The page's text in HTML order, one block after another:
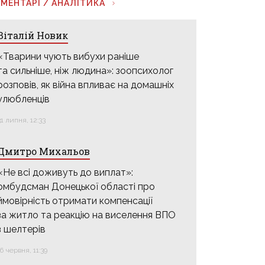
/ АНАЛІТИКА
Новик
чують вибухи раніше
сильніше, ніж людина»: зоопсихолог
як війна впливає на домашніх
липня, 12:33
Михальов
всі доживуть до виплат»:
Донецької області про
отримати компенсації
житло та реакцію на виселення ВПО
шелтерів
червня, 11:39